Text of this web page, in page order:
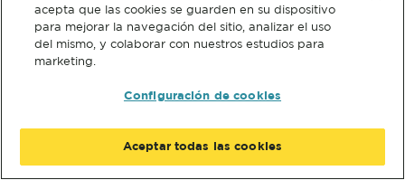
acepta que las cookies se guarden en su dispositivo
para mejorar la navegación del sitio, analizar el uso
del mismo, y colaborar con nuestros estudios para
marketing.
Configuración de cookies
Aceptar todas las cookies